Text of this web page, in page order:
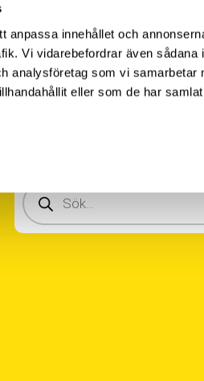
anpassa innehållet och
Vi vidarebefordrar även
analysföretag som vi
eller som de har